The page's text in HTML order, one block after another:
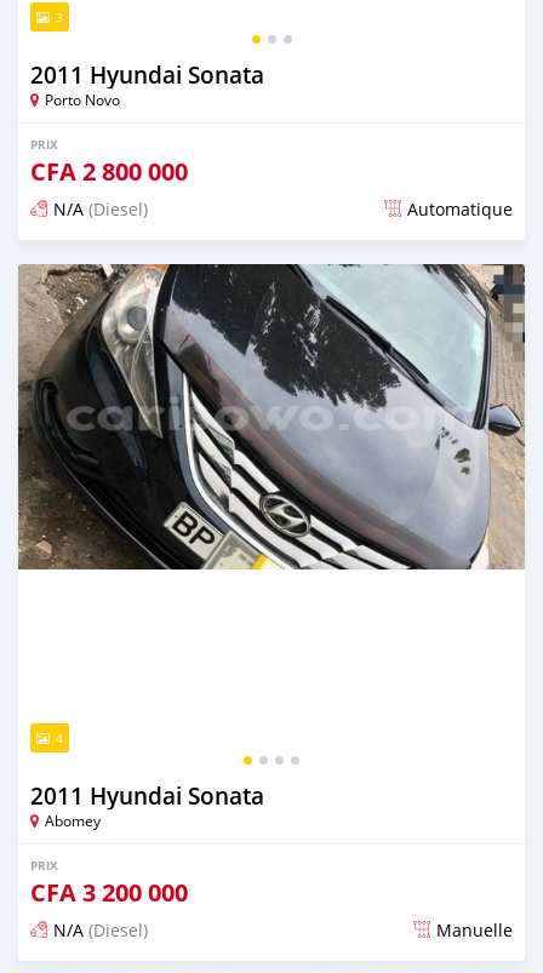
3
2011 Hyundai Sonata
Porto Novo
PRIX
CFA2 800 000
N/A (Diesel) Automatique
Publié il y a presque 6 ans
4
2011 Hyundai Sonata
Abomey
PRIX
CFA3 200 000
N/A (Diesel) Manuelle